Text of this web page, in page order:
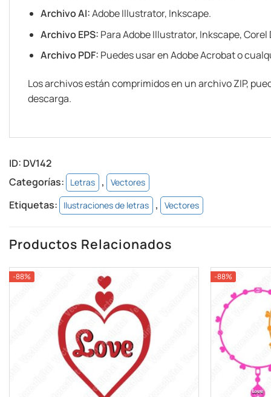
Archivo AI:Adobe Illustrator, Inkscape.
Archivo EPS: Para Adobe Illustrator, Inkscape, Corel
Archivo PDF: Puedes usar en Adobe Acrobat o
Los archivos están comprimidos en un archivo ZIP,
descarga.
ID: DV142
Categorías:
Letras , Vectores
Etiquetas: Ilustraciones de letras , Vectores
Productos Relacionados
-88% -88%